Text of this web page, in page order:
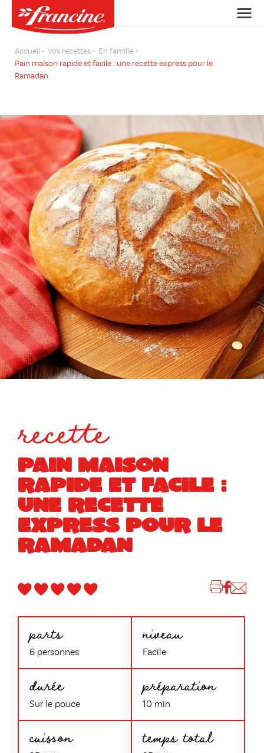
Accueil Vos recettes
En famille
Pain maison rapide et facile : une recette express pour le
Ramadan
recette
PAIN MAISON
RAPIDE ET FACILE :
UNE RECETTE
EXPRESS POUR LE
RAMADAN
parts
6 personnes
niveau
Facile
durée
Sur le pouce
préparation
10 min
cuisson temps total